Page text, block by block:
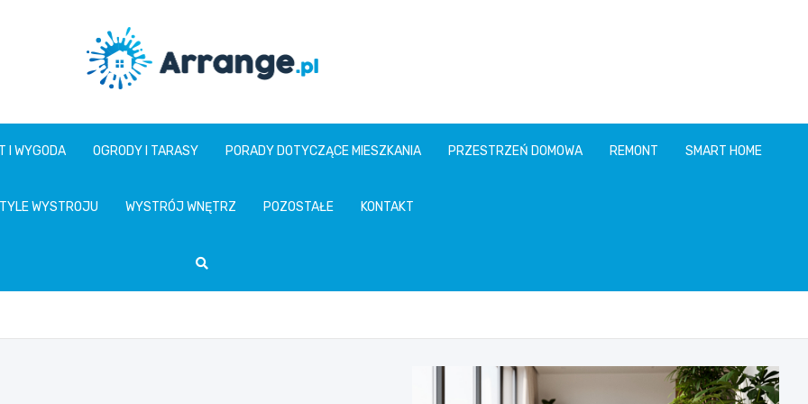
www.arrange.pl
I WYGODA OGRODY I TARASY PORADY DOTYCZĄCE MIESZKANIA PRZESTRZEŃ DOMOWA REMONT SMART HOME
WYSTROJU WYSTRÓJ WNĘTRZ POZOSTAŁE KONTAKT